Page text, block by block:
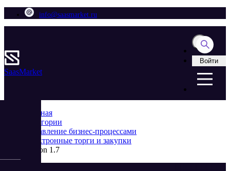
info@saasmarket.ru
SaasMarket
Войти
Главная
Категории
Управление бизнес-процессами
Электронные торги и закупки
Seldon 1.7